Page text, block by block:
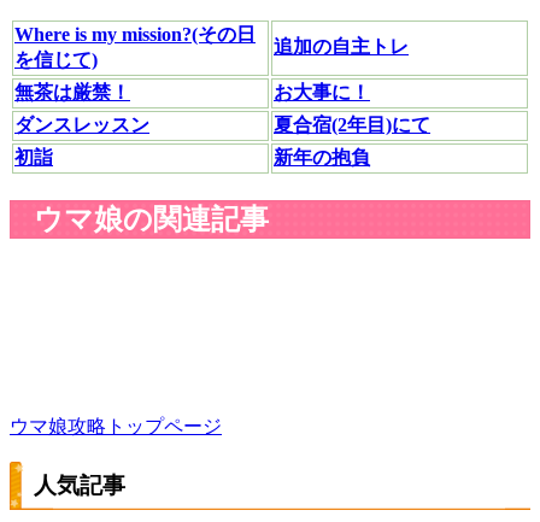
Where is my mission?(その日
を信じて)
追加の自主トレ
無茶は厳禁！
お大事に！
ダンスレッスン
夏合宿(2年目)にて
初詣
新年の抱負
ウマ娘の関連記事
ウマ娘攻略トップページ
人気記事